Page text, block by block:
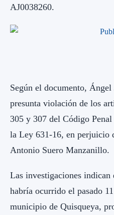
AJ0038260.
Según el documento, Ángel
presunta violación de los
305 y 307 del Código
la Ley 631-16, en perjuicio
Antonio Suero Manzanillo.
Las investigaciones indican
habría ocurrido el pasado
municipio de Quisqueya,